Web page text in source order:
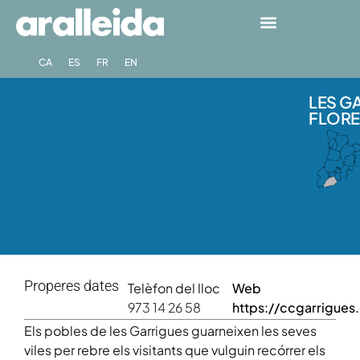
CA ES FR EN
LES
Properes dates Telèfon del lloc
973 14 26 58
Web
https://
Els pobles de les Garrigues guarneixen les seves
viles per rebre els visitants que vulguin recórrer els